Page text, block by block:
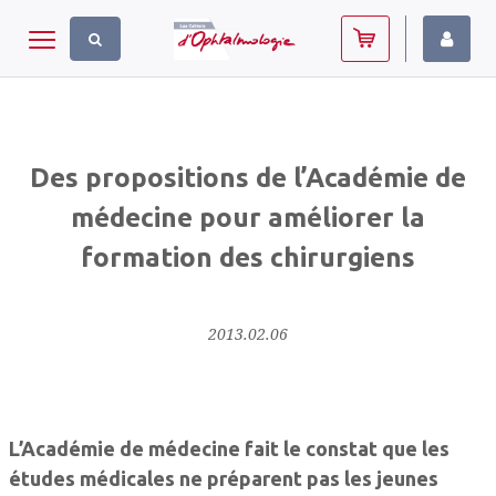
Toggle navigation
Des propositions de l’Académie de
médecine pour améliorer la
formation des chirurgiens
2013.02.06
L’Académie de médecine fait le constat que les
études médicales ne préparent pas les jeunes
Panneau de gestion des cookies